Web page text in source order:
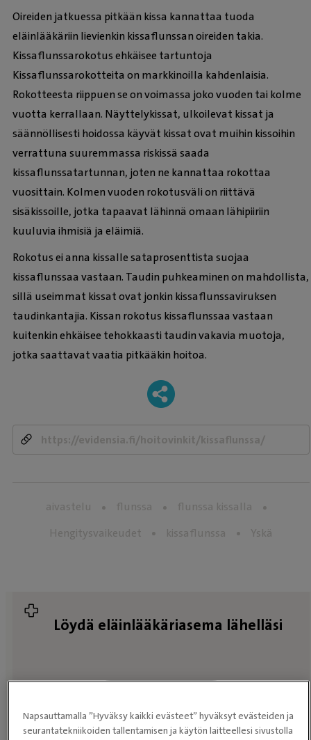
Oireiden jatkuessa pitkään kissa kannattaa tuoda
eläinlääkäriin lievienkin kissaflunssan oireiden takia.
Kissaflunssarokotus ehkäisee tartuntoja
Kissaflunssarokotteita on markkinoilla kahdenlaisia.
Rokotteesta riippuen se on voimassa joko vuoden tai kolme
vuotta kerrallaan. Näyttelykissat, ulkoilevat kissat ja
säännöllisesti hoidossa käyvät kissat ovat muihin kissoihin
verrattuna suuremmassa riskissä saada
kissaflunssatartunnan, joten ne kannattaa rokottaa
vuosittain. Kolmen vuoden rokotusväli on riittävä
sisäkissoille, jotka tapaavat lähinnä omaan lähipiiriin
kuuluvia ihmisiä ja eläimiä.
Rokotus ei anna kissalle sataprosenttista suojaa
kissaflunssaa vastaan. Taudin puhkeaminen on mahdollista,
sillä useimmat kissat ovat jonkin kissaflunssaviruksen
taudinkantajia. Kissan rokotus kissaflunssaa vastaan
kuitenkin ehkäisee tehokkaasti taudin vakavia muotoja,
jotka saattavat vaatia pitkääkin hoitoa.
-
aivastelu flunssa
flunssa kissalla
Hengitysvaikeudet
kissaflunssa Yskä
Löydä eläinlääkäriasema lähelläsi
ELÄINLÄÄKÄRIASEMAA
Napsauttamalla ”Hyväksy kaikki evästeet” hyväksyt evästeiden ja
seurantatekniikoiden tallentamisen ja käytön laitteellesi sivustolla